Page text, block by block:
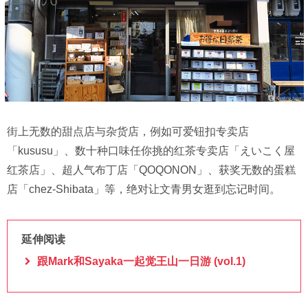
街上无数的甜点店与杂货店，例如可爱钮扣专卖店
「kususu」、数十种口味任你挑的红茶专卖店「えいこく屋
红茶店」、超人气布丁店「QOQONON」、获奖无数的蛋糕
店「chez-Shibata」等，绝对让文青男女逛到忘记时间。
延伸阅读
跟Mark和Sayaka一起觉王山一日游 (vol.1)